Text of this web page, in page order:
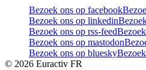
Bezoek ons op facebook
Bezoek ons op linkedin
Bezoek ons op rss-feed
Bezoek ons op mastodon
Bezoek ons op bluesky
© 2026 Euractiv FR